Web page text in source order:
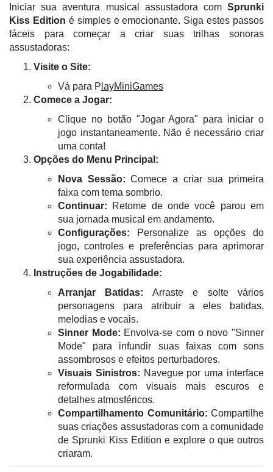
Iniciar sua aventura musical assustadora com Sprunki
Kiss Edition é simples e emocionante. Siga estes passos
fáceis para começar a criar suas trilhas sonoras
assustadoras:
Visite o Site:
Vá para P layMiniGames
Comece a Jogar:
Clique no botão "Jogar Agora" para iniciar o
jogo instantaneamente. Não é necessário criar
uma conta!
Opções do Menu Principal:
Nova Sessão: Comece a criar sua primeira
faixa com tema sombrio.
Continuar: Retome de onde você parou em
sua jornada musical em andamento.
Configurações: Personalize as opções do
jogo, controles e preferências para aprimorar
sua experiência assustadora.
Instruções de Jogabilidade:
Arranjar Batidas: Arraste e solte vários
personagens para atribuir a eles batidas,
melodias e vocais.
Sinner Mode: Envolva-se com o novo "Sinner
Mode" para infundir suas faixas com sons
assombrosos e efeitos perturbadores.
Visuais Sinistros: Navegue por uma interface
reformulada com visuais mais escuros e
detalhes atmosféricos.
Compartilhamento Comunitário: Compartilhe
suas criações assustadoras com a comunidade
de Sprunki Kiss Edition e explore o que outros
criaram.